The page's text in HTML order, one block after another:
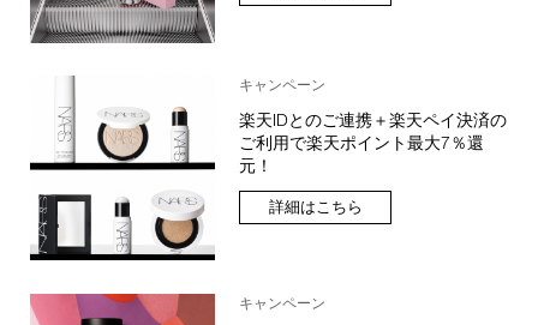
キャンペーン
楽天IDとのご連携＋楽天ペイ決済の
ご利用で楽天ポイント最大7％還
元！
詳細はこちら
キャンペーン